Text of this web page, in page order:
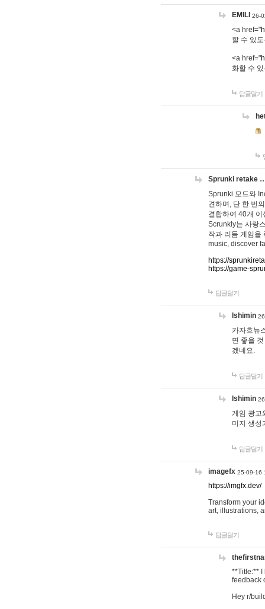
EMILI 26-
<a href="
할 수 있
<a href="
화할 수
답글달기
Sprunki retake
Sprunki 모드와
견하며, 단 한 번
결합하여 40개
Scrunkly는 사랑
작과 리듬 게임을
music, discover
https://
https://game-
답글달기
lshimin
카자흐뉴
면 좋을
겠네요.
답글달기
lshimin
게임 광고
미지 생성
답글달기
imagefx 25-09-16
https://imgfx.dev/
Transform your
art, illustrations,
답글달기
**Title:** I
feedback
Hey r/